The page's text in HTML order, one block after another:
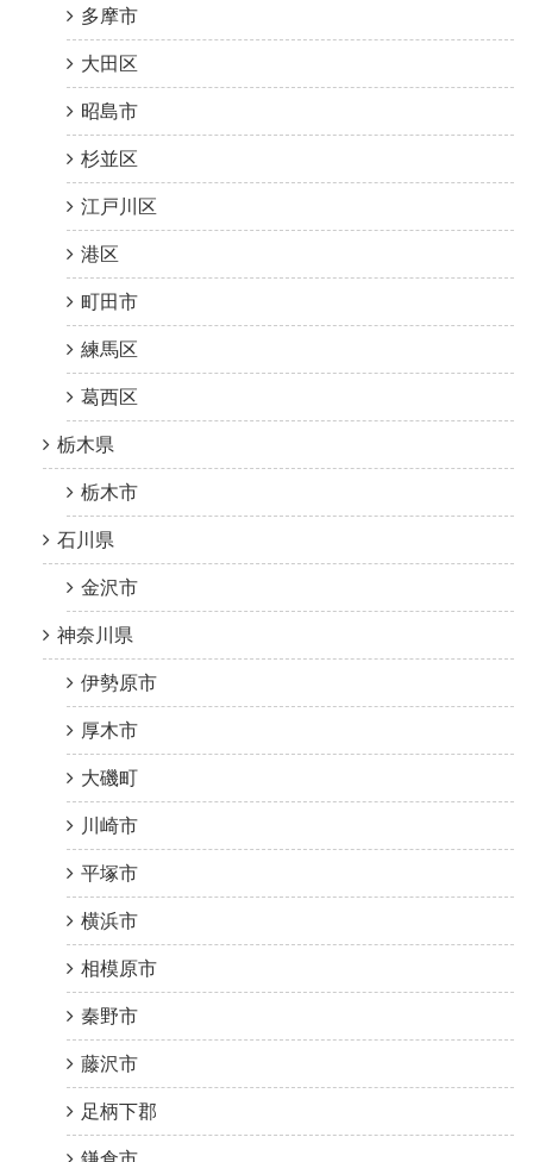
多摩市
大田区
昭島市
杉並区
江戸川区
港区
町田市
練馬区
葛西区
栃木県
栃木市
石川県
金沢市
神奈川県
伊勢原市
厚木市
大磯町
川崎市
平塚市
横浜市
相模原市
秦野市
藤沢市
足柄下郡